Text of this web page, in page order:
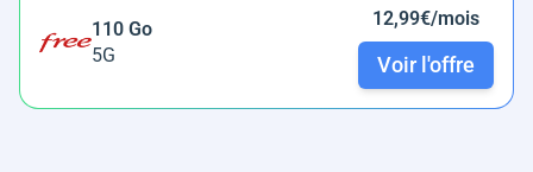
110 Go
5G
12,99€/mois
Voir l'offre